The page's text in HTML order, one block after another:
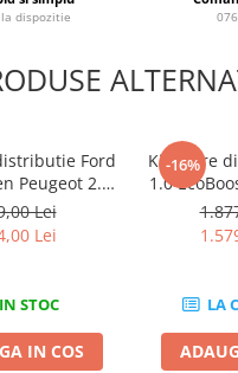
dispozitie
Ford
Peugeot 2.2
JTD/HDI
Lei
Lei
IN STOC
IN COS
-16%
Kit fixare
1.0
LA